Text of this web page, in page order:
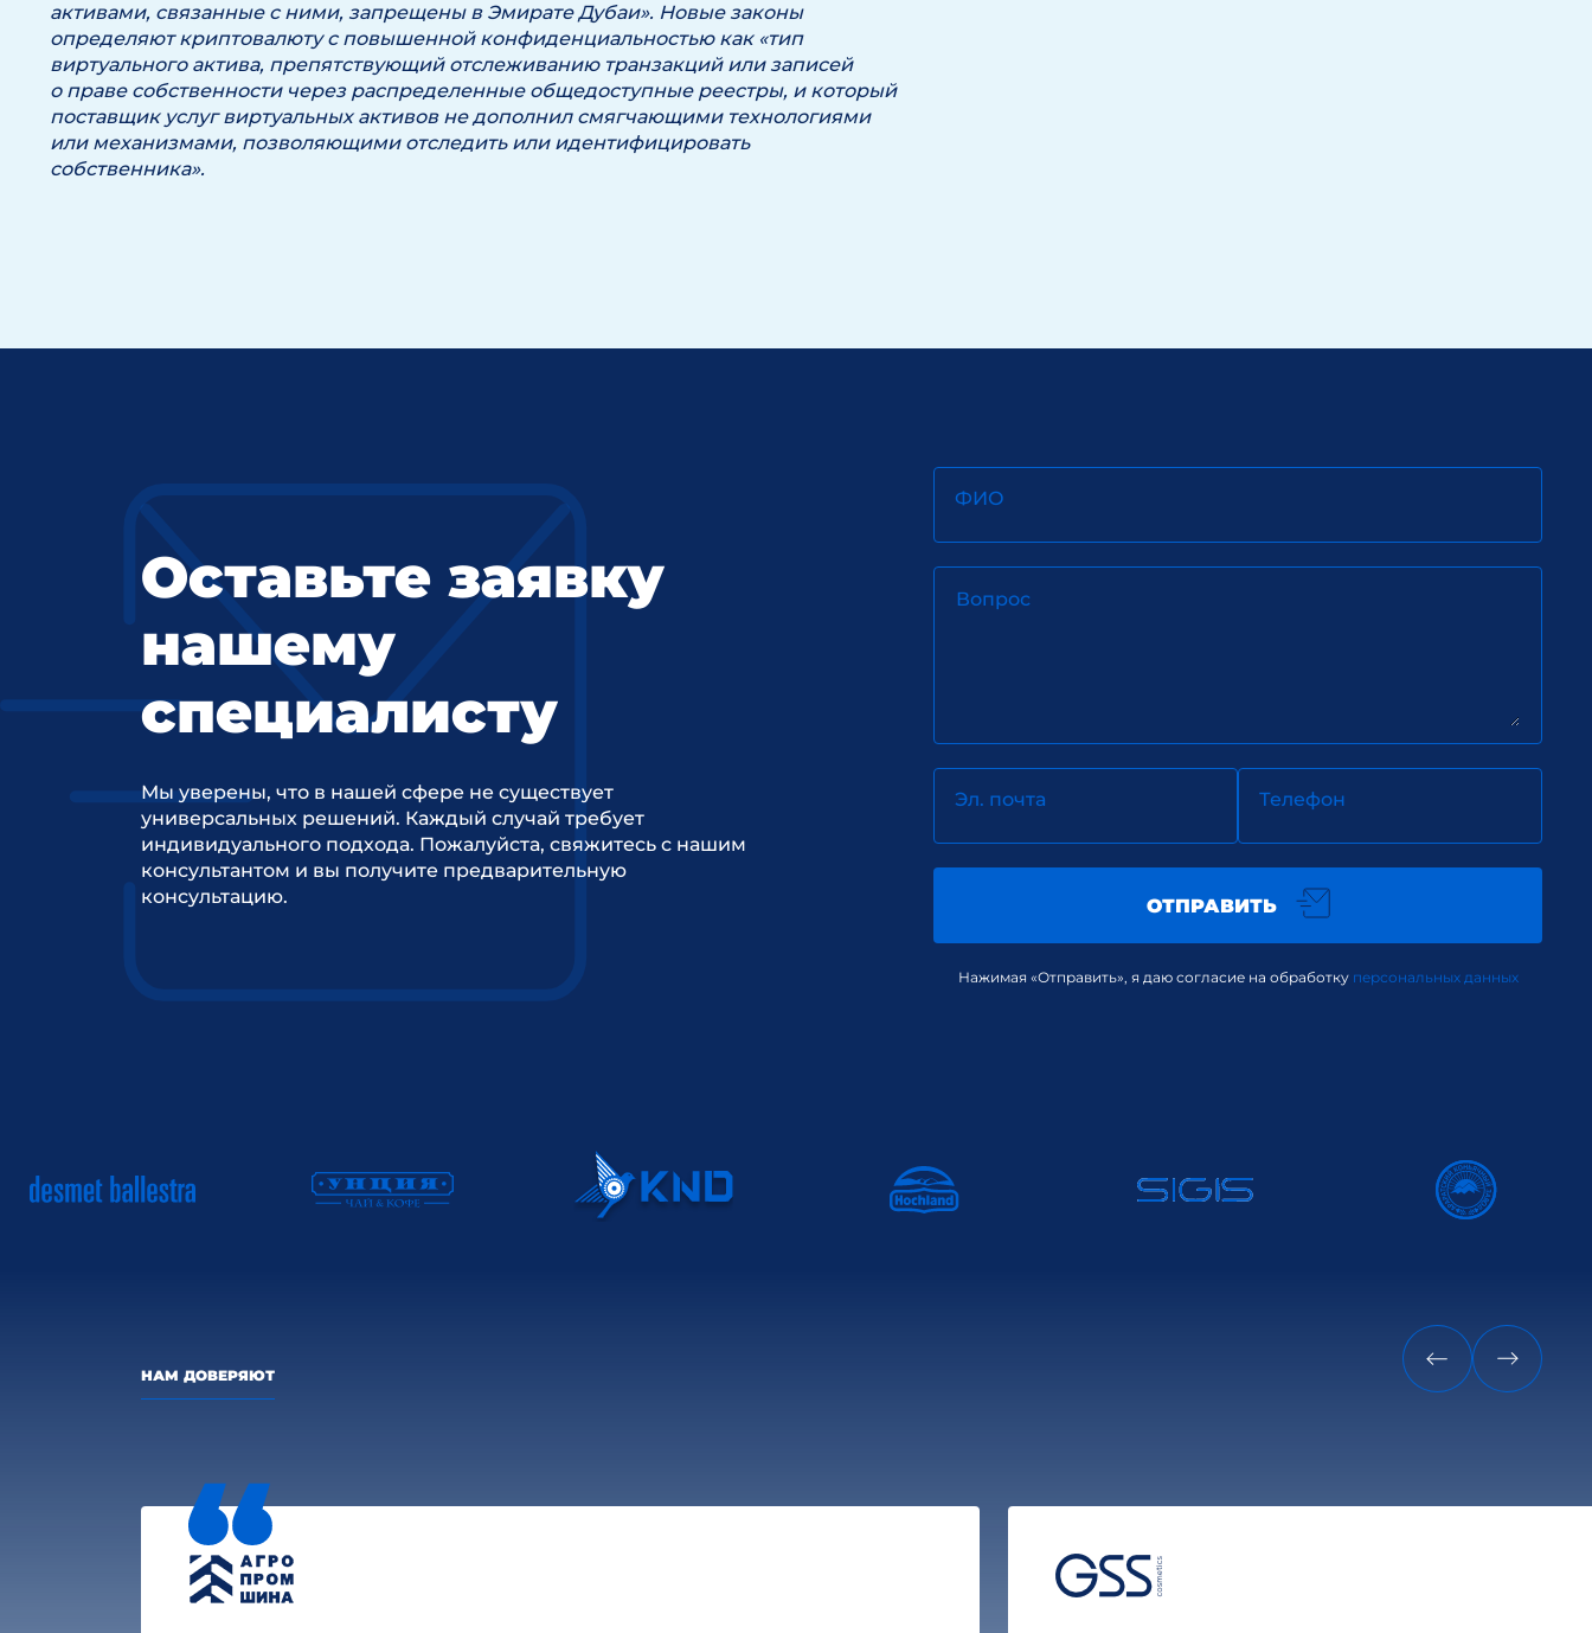
активами, связанные с ними, запрещены в Эмирате Дубаи». Новые законы
определяют криптовалюту с повышенной конфиденциальностью как «тип
виртуального актива, препятствующий отслеживанию транзакций или записей
о праве собственности через распределенные общедоступные реестры, и который
поставщик услуг виртуальных активов не дополнил смягчающими технологиями
или механизмами, позволяющими отследить или идентифицировать
собственника».
Оставьте заявку
нашему
специалисту
Мы уверены, что в нашей сфере не существует
универсальных решений. Каждый случай требует
индивидуального подхода. Пожалуйста, свяжитесь с нашим
консультантом и вы получите предварительную
консультацию.
ФИО
Вопрос
Эл. почта Телефон
ОТПРАВИТЬ
Нажимая «Отправить», я даю согласие на обработку персональных данных
НАМ ДОВЕРЯЮТ